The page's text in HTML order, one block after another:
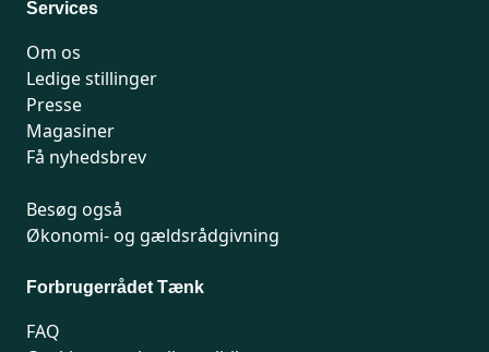
Services
Om os
Ledige stillinger
Presse
Magasiner
Få nyhedsbrev
Besøg også
Økonomi- og gældsrådgivning
Forbrugerrådet Tænk
FAQ